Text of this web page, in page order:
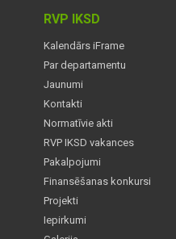
RVP IKSD
Kalendārs iFrame
Par departamentu
Jaunumi
Kontakti
Normatīvie akti
RVP IKSD vakances
Pakalpojumi
Finansēšanas konkursi
Projekti
Iepirkumi